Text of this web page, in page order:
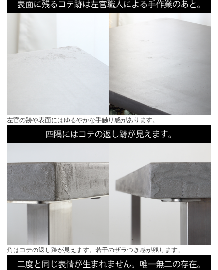
左官の跡や表面にはゆるやかな手触り感があります。
角はコテの返し跡が見えます。若干のザラつき感が残ります。